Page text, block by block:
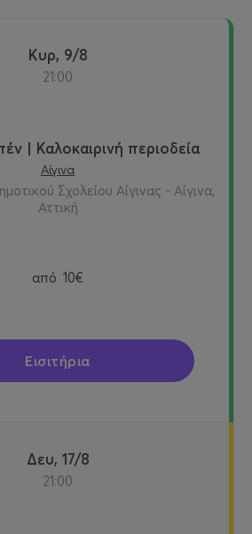
Κυρ, 9/8
21:00
| Καλοκαιρινή περιοδεία
Αίγινα
Σχολείου Αίγινας - Αίγινα,
Αττική
από 10€
Εισιτήρια
Δευ, 17/8
21:00